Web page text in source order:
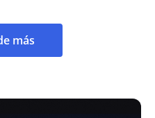
más